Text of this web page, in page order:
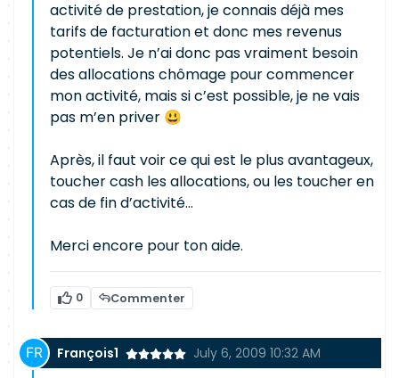
activité de prestation, je connais déjà mes
tarifs de facturation et donc mes revenus
potentiels. Je n’ai donc pas vraiment besoin
des allocations chômage pour commencer
mon activité, mais si c’est possible, je ne vais
pas m’en priver 😃
Après, il faut voir ce qui est le plus avantageux,
toucher cash les allocations, ou les toucher en
cas de fin d’activité…
Merci encore pour ton aide.
0 Commenter
François1 July 6, 2009 10:32 AM